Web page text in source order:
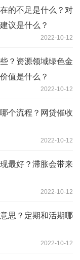
的不足是什么？对
议是什么？
2022-10-12
？资源领域绿色金
值是什么？
2022-10-12
个流程？网贷催收
2022-10-12
最好？滞胀会带来
2022-10-12
思？定期和活期哪
2022-10-12